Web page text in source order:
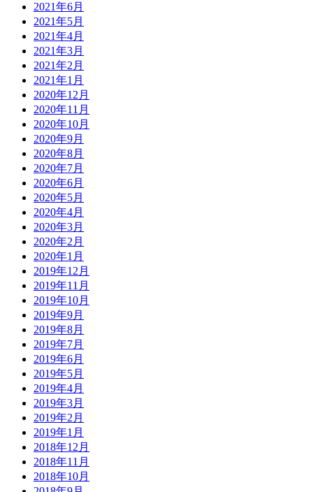
2021年6月
2021年5月
2021年4月
2021年3月
2021年2月
2021年1月
2020年12月
2020年11月
2020年10月
2020年9月
2020年8月
2020年7月
2020年6月
2020年5月
2020年4月
2020年3月
2020年2月
2020年1月
2019年12月
2019年11月
2019年10月
2019年9月
2019年8月
2019年7月
2019年6月
2019年5月
2019年4月
2019年3月
2019年2月
2019年1月
2018年12月
2018年11月
2018年10月